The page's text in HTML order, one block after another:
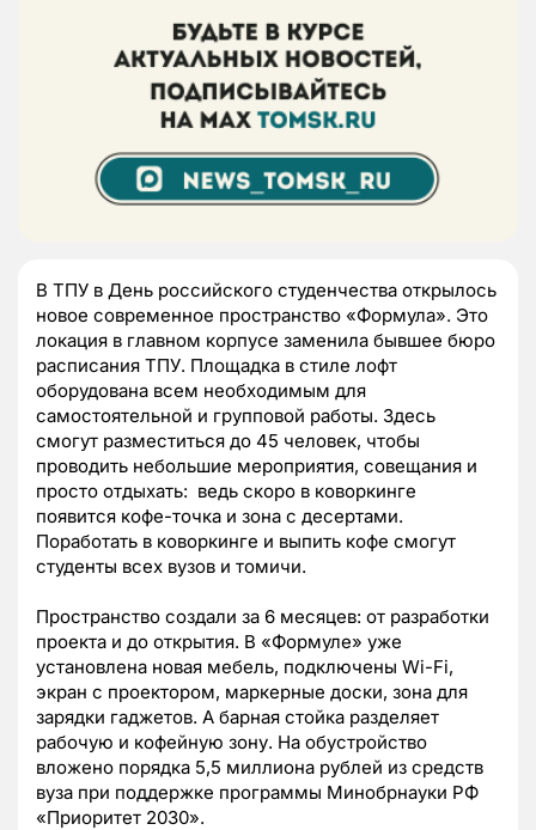
В ТПУ в День российского студенчества открылось
новое современное пространство «Формула». Это
локация в главном корпусе заменила бывшее бюро
расписания ТПУ. Площадка в стиле лофт
оборудована всем необходимым для
самостоятельной и групповой работы. Здесь
смогут разместиться до 45 человек, чтобы
проводить небольшие мероприятия, совещания и
просто отдыхать: ведь скоро в коворкинге
появится кофе-точка и зона с десертами.
Поработать в коворкинге и выпить кофе смогут
студенты всех вузов и томичи.
Пространство создали за 6 месяцев: от разработки
проекта и до открытия. В «Формуле» уже
установлена новая мебель, подключены Wi-Fi,
экран с проектором, маркерные доски, зона для
зарядки гаджетов. А барная стойка разделяет
рабочую и кофейную зону. На обустройство
вложено порядка 5,5 миллиона рублей из средств
вуза при поддержке программы Минобрнауки РФ
«Приоритет 2030».